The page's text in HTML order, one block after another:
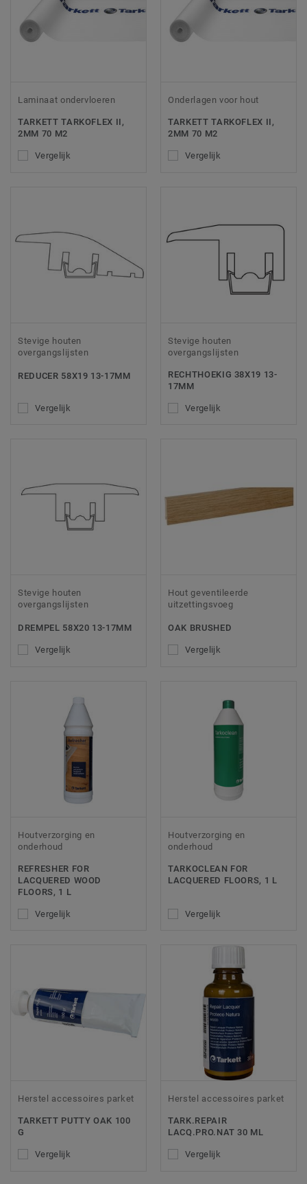
Laminaat ondervloeren
TARKETT TARKOFLEX II,
2MM 70 M2
Vergelijk
Onderlagen voor hout
TARKETT TARKOFLEX II,
2MM 70 M2
Vergelijk
Stevige houten
overgangslijsten
REDUCER 58X19 13-17MM
Vergelijk
Stevige houten
overgangslijsten
RECHTHOEKIG 38X19 13-
17MM
Vergelijk
Stevige houten
overgangslijsten
DREMPEL 58X20 13-17MM
Vergelijk
Hout geventileerde
uitzettingsvoeg
OAK BRUSHED
Vergelijk
Houtverzorging en
onderhoud
REFRESHER FOR
LACQUERED WOOD
FLOORS, 1 L
Vergelijk
Houtverzorging en
onderhoud
TARKOCLEAN FOR
LACQUERED FLOORS, 1 L
Vergelijk
Herstel accessoires parket
TARKETT PUTTY OAK 100
G
Vergelijk
Herstel accessoires parket
TARK.REPAIR
LACQ.PRO.NAT 30 ML
Vergelijk